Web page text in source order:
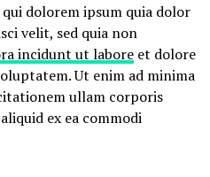
dolorem ipsum quia dolor
velit, sed quia non
incidunt ut labore et dolore
Ut enim ad minima
ullam corporis
ex ea commodi